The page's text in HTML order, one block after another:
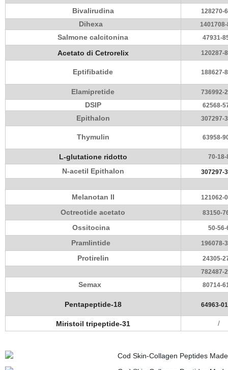
Bivalirudina 128270-
Dihexa
Salmone calcitonina 47931-
Acetato di Cetrorelix 120287-
Eptifibatide 188627-
Elamipretide 736992-
DSIP 62568-
Epithalon 307297-
Thymulin 63958-
L-glutatione ridotto 70-18-
N-acetil Epithalon 307297-
Melanotan II 121062-
Octreotide acetato 83150-
Ossitocina 50-56-
Pramlintide 196078-
Protirelin
24305-
782487-
Semax 80714-
Pentapeptide-18 64963-
Miristoil tripeptide-31 /